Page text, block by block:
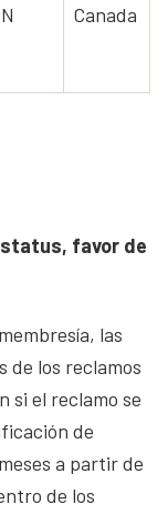
Canada
favor de
las
de los reclamos
si el reclamo se
de
a partir de
de los